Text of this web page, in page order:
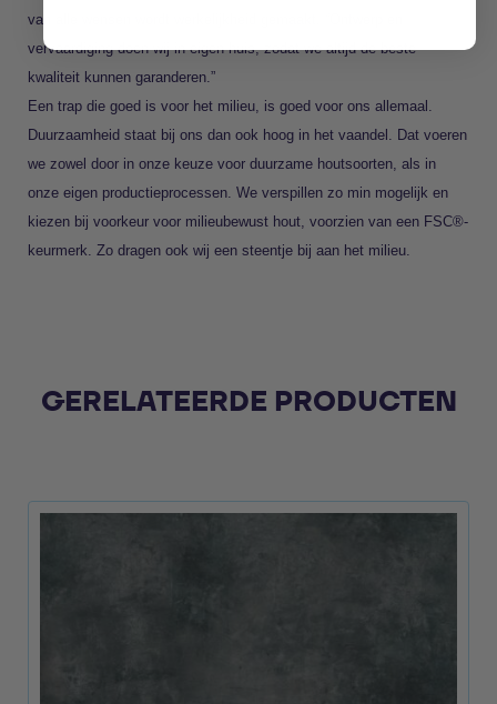
van alle wensen wordt werkelijkheid gemaakt. “Ontwerp en
vervaardiging doen wij in eigen huis, zodat we altijd de beste
kwaliteit kunnen garanderen.”
Een trap die goed is voor het milieu, is goed voor ons allemaal.
Duurzaamheid staat bij ons dan ook hoog in het vaandel. Dat voeren
we zowel door in onze keuze voor duurzame houtsoorten, als in
onze eigen productieprocessen. We verspillen zo min mogelijk en
kiezen bij voorkeur voor milieubewust hout, voorzien van een FSC®-
keurmerk. Zo dragen ook wij een steentje bij aan het milieu.
GERELATEERDE PRODUCTEN